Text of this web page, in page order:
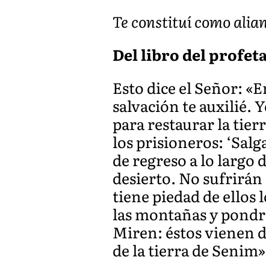
Te constituí como
Del libro del profeta
Esto dice el Señor:
salvación te auxilié.
para restaurar la
los prisioneros:
de regreso a lo largo
desierto. No sufrirán
tiene piedad de ellos
las montañas y
Miren: éstos vienen
de la tierra de